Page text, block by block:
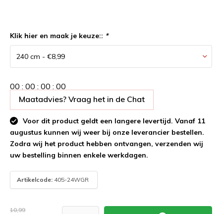
Klik hier en maak je keuze:: *
00 : 00 : 00 : 00
Maatadvies? Vraag het in de Chat
Voor dit product geldt een langere levertijd. Vanaf 11
augustus kunnen wij weer bij onze leverancier bestellen.
Zodra wij het product hebben ontvangen, verzenden wij
uw bestelling binnen enkele werkdagen.
Artikelcode: 405-24WGR
10,99